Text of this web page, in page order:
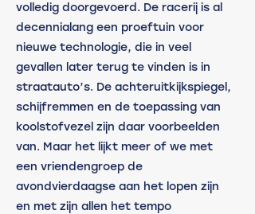
volledig doorgevoerd. De racerij is al
decennialang een proeftuin voor
nieuwe technologie, die in veel
gevallen later terug te vinden is in
straatauto’s. De achteruitkijkspiegel,
schijfremmen en de toepassing van
koolstofvezel zijn daar voorbeelden
van. Maar het lijkt meer of we met
een vriendengroep de
avondvierdaagse aan het lopen zijn
en met zijn allen het tempo